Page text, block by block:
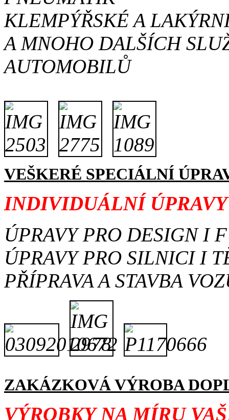
KLEMPÝŘSKÉ A
A MNOHO DALŠÍCH
AUTOMOBILŮ
VEŠKERÉ SPECIÁLNÍ
INDIVIDUÁLNÍ
ÚPRAVY PRO DESIGN I
ÚPRAVY PRO SILNICI I
PŘÍPRAVA A STAVBA
ZAKÁZKOVÁ VÝROBA
VÝROBKY NA MÍRU